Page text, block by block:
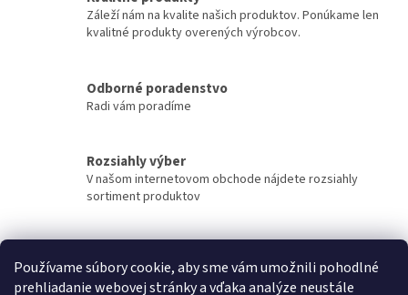
Používame súbory cookie, aby sme vám umožnili pohodlné
prehliadanie webovej stránky a vďaka analýze neustále
Záleží nám na kvalite našich produktov. Ponúkame len
kvalitné produkty overených výrobcov.
Odborné poradenstvo
Radi vám poradíme
Rozsiahly výber
V našom internetovom obchode nájdete rozsiahly
sortiment produktov
Tovar sa snažíme doručiť v najkratšom možnom čase.